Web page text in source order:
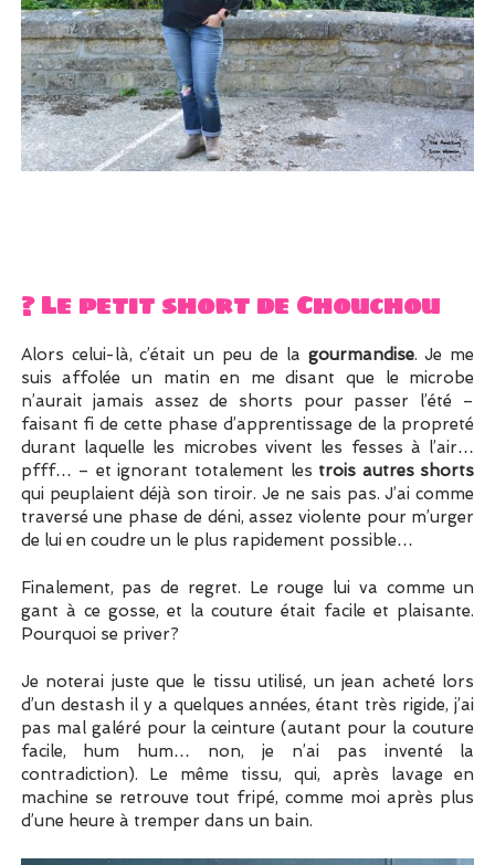
? Le petit short de Chouchou
Alors celui-là, c’était un peu de la gourmandise. Je me
suis affolée un matin en me disant que le microbe
n’aurait jamais assez de shorts pour passer l’été –
faisant fi de cette phase d’apprentissage de la propreté
durant laquelle les microbes vivent les fesses à l’air…
pfff… – et ignorant totalement les trois autres shorts
qui peuplaient déjà son tiroir. Je ne sais pas. J’ai comme
traversé une phase de déni, assez violente pour m’urger
de lui en coudre un le plus rapidement possible…
Finalement, pas de regret. Le rouge lui va comme un
gant à ce gosse, et la couture était facile et plaisante.
Pourquoi se priver?
Je noterai juste que le tissu utilisé, un jean acheté lors
d’un destash il y a quelques années, étant très rigide, j’ai
pas mal galéré pour la ceinture (autant pour la couture
facile, hum hum… non, je n’ai pas inventé la
contradiction). Le même tissu, qui, après lavage en
machine se retrouve tout fripé, comme moi après plus
d’une heure à tremper dans un bain.